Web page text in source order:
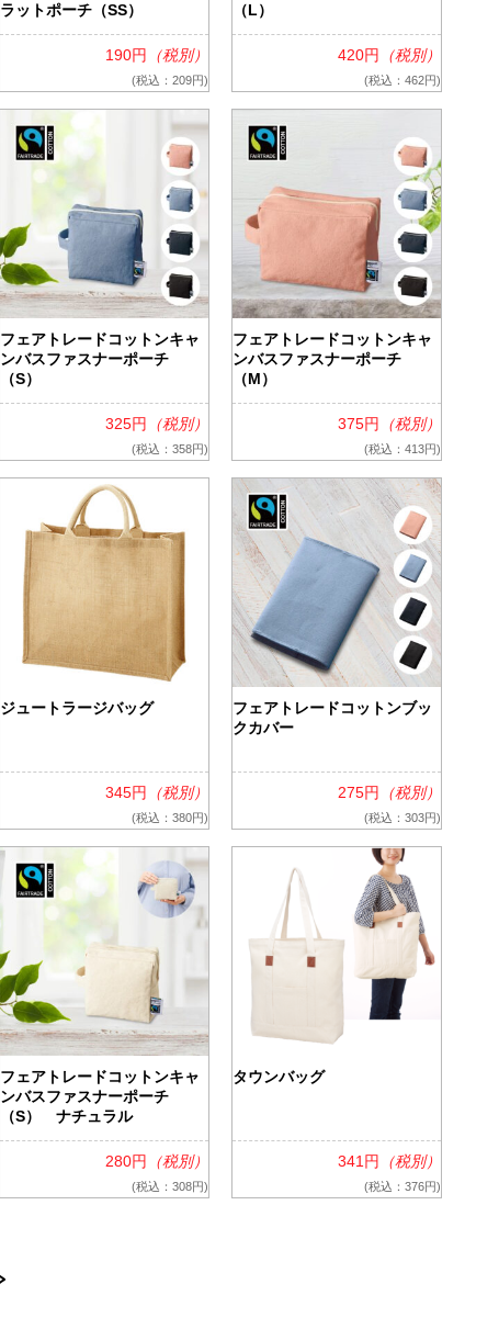
ラットポーチ（SS）
190円 （税別）
(税込：209円)
（L）
420円 （税別）
(税込：462円)
フェアトレードコットンキャ
ンバスファスナーポーチ
（S）
325円 （税別）
(税込：358円)
フェアトレードコットンキャ
ンバスファスナーポーチ
（M）
375円 （税別）
(税込：413円)
ジュートラージバッグ
345円 （税別）
(税込：380円)
フェアトレードコットンブッ
クカバー
275円 （税別）
(税込：303円)
フェアトレードコットンキャ
ンバスファスナーポーチ
（S） ナチュラル
280円 （税別）
(税込：308円)
タウンバッグ
341円 （税別）
(税込：376円)